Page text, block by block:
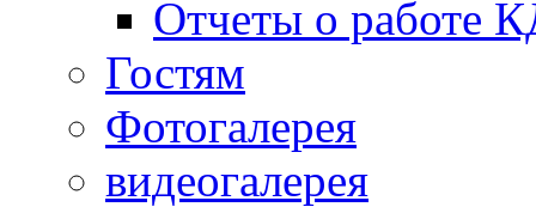
Отчеты о работе
Гостям
Фотогалерея
видеогалерея